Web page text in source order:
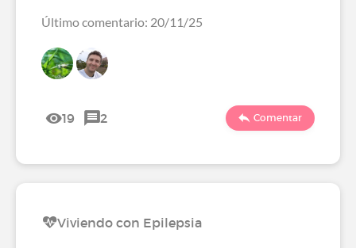
Último comentario: 20/11/25
19 2 Comentar
Viviendo con Epilepsia